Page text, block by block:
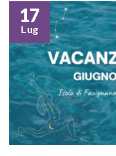
17
Lug